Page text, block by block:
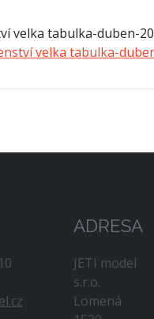
velka tabulka-duben-
velka tabulka-
ADRESA
JETI model
s.r.o.
Lomená